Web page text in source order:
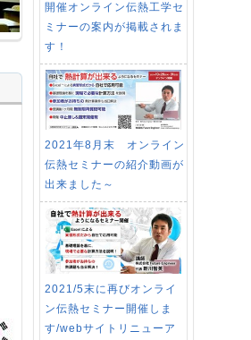
開催オンライン伝熱工学セ
ミナーの案内が掲載されま
す！
2021年8月末 オンライン
伝熱セミナーの紹介動画が
出来ました～
2021/5末に再びオンライ
ン伝熱セミナー開催しま
す/webサイトリニューア